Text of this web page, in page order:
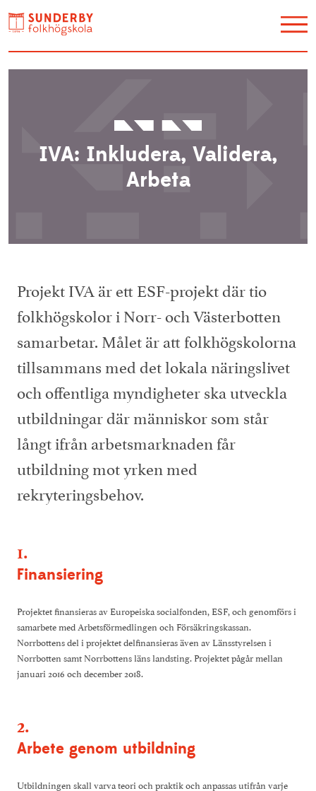
Konferens
Lediga jobb
Personuppgiftspolicy
Projekt
Pressrum
Resurscentrum
Träning och aktiviteter
Visselblåsarfunktion
IVA: Inkludera, Validera,
Arbeta
Projekt IVA är ett ESF-projekt där tio
folkhögskolor i Norr- och Västerbotten
samarbetar. Målet är att folkhögskolorna
tillsammans med det lokala näringslivet
och offentliga myndigheter ska utveckla
utbildningar där människor som står
långt ifrån arbetsmarknaden får
utbildning mot yrken med
rekryteringsbehov.
1.
Finansiering
Projektet finansieras av Europeiska socialfonden, ESF, och genomförs i
samarbete med Arbetsförmedlingen och Försäkringskassan.
Norrbottens del i projektet delfinansieras även av Länsstyrelsen i
Norrbotten samt Norrbottens läns landsting. Projektet pågår mellan
januari 2016 och december 2018.
2.
Arbete genom utbildning
Utbildningen skall varva teori och praktik och anpassas utifrån varje